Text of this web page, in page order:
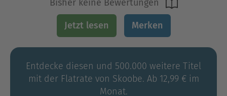
Bisher keine Bewertungen
Jetzt lesen Merken
Entdecke diesen und 500.000 weitere Titel
mit der Flatrate von Skoobe. Ab 12,99 € im
Monat.